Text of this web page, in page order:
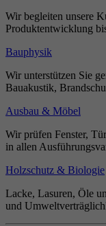
Wir begleiten unsere
Produktentwicklung
Bauphysik
Wir unterstützen Sie
Bauakustik,
Ausbau & Möbel
Wir prüfen Fenster,
in allen
Holzschutz & Biologie
Lacke, Lasuren, Öle
und